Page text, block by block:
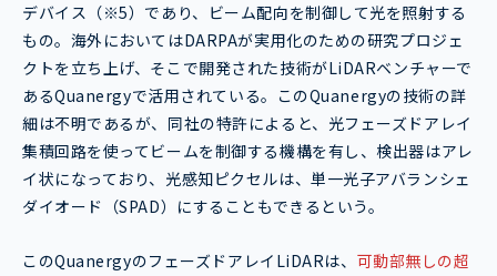
デバイス（※5）であり、ビーム配向を制御して光を照射する
もの。海外においてはDARPAが実用化のための研究プロジェ
クトを立ち上げ、そこで開発された技術がLiDARベンチャーで
あるQuanergyで活用されている。このQuanergyの技術の詳
細は不明であるが、同社の特許によると、光フェーズドアレイ
集積回路を使ってビームを制御する機構を有し、検出器はアレ
イ状になっており、光感知ピクセルは、単一光子アバランシェ
ダイオード（SPAD）にすることもできるという。
このQuanergyのフェーズドアレイLiDARは、 可動部無しの超